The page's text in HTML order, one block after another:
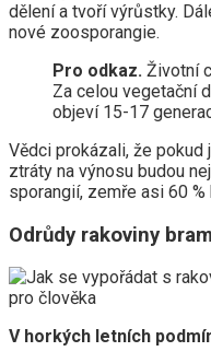
dělení a tvoří výrůstky.
nové zoosporangie.
Pro odkaz. Životní
Za celou vegetační
objeví 15-17
Vědci prokázali, že pokud
ztráty na výnosu budou
sporangií, zemře asi 60 %
Odrůdy rakoviny
V horkých letních